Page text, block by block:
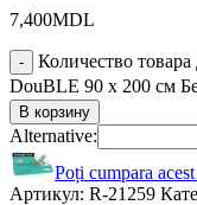
7,400MDL
Количество товара
DouBLE 90 x 200 см
В корзину
Alternative:
Poți cumpara
Артикул: R-21259